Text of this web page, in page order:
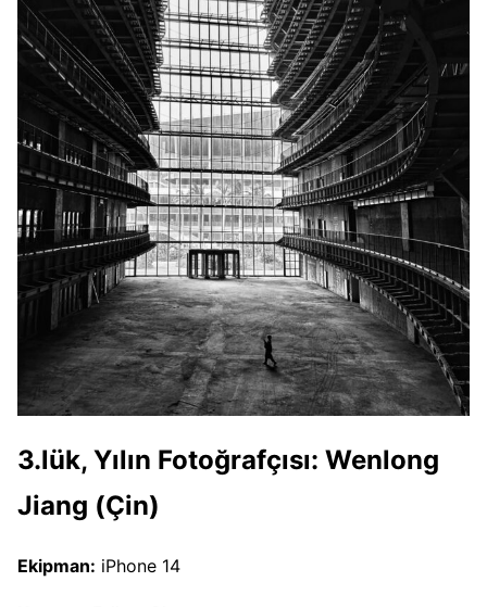
3.lük, Yılın Fotoğrafçısı: Wenlong
Jiang (Çin)
Ekipman: iPhone 14